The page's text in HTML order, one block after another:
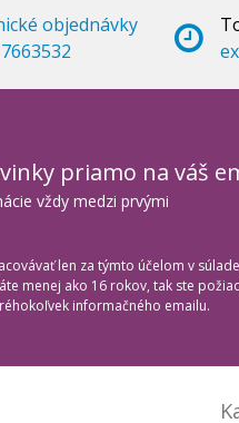
objednávky
priamo na váš
vždy medzi prvými
len za týmto účelom v
menej ako 16 rokov, tak ste
informačného emailu.